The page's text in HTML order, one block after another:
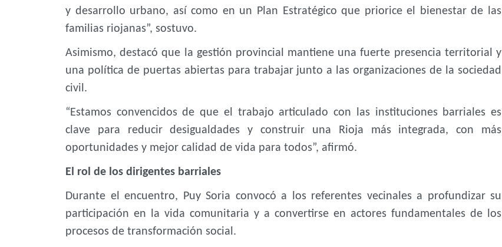
y desarrollo urbano, así como en un Plan Estratégico que priorice el bienestar de las
familias riojanas”, sostuvo.
Asimismo, destacó que la gestión provincial mantiene una fuerte presencia territorial y
una política de puertas abiertas para trabajar junto a las organizaciones de la sociedad
civil.
“Estamos convencidos de que el trabajo articulado con las instituciones barriales es
clave para reducir desigualdades y construir una Rioja más integrada, con más
oportunidades y mejor calidad de vida para todos”, afirmó.
El rol de los dirigentes barriales
Durante el encuentro, Puy Soria convocó a los referentes vecinales a profundizar su
participación en la vida comunitaria y a convertirse en actores fundamentales de los
procesos de transformación social.